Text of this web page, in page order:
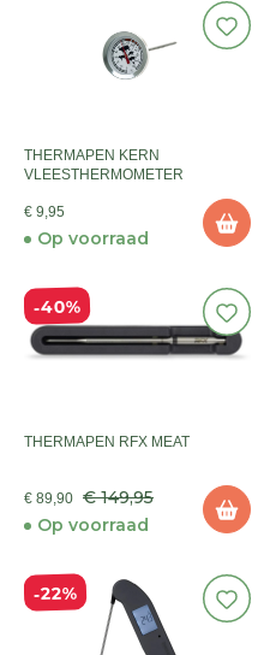
THERMAPEN KERN
VLEESTHERMOMETER
€ 9,95
Op voorraad
40%
THERMAPEN RFX MEAT
€ 89,90 € 149,95
Op voorraad
22%